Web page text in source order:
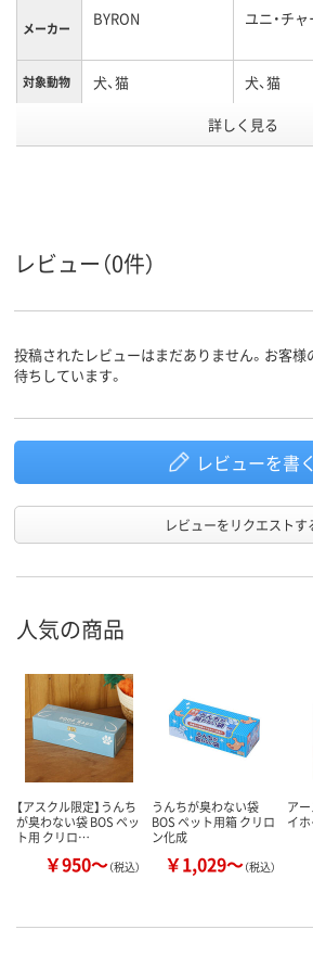
メーカー BYRON ユニ・チ
対象動物 犬、猫 犬、猫
詳しく見る
レビュー（0件）
投稿されたレビューはまだありません。お客
待ちしています。
レビューを書く
レビューをリクエストす
人気の商品
【アスクル限定】うんち
が臭わない袋 BOS ペッ
ト用 クリロ…
￥950～（税込）
うんちが臭わない袋
BOS ペット用箱 クリロ
ン化成
￥1,029～（税込）
ア
イ